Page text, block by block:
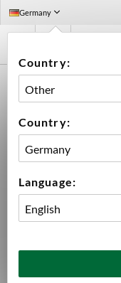
Germany
Country:
Country:
Language: